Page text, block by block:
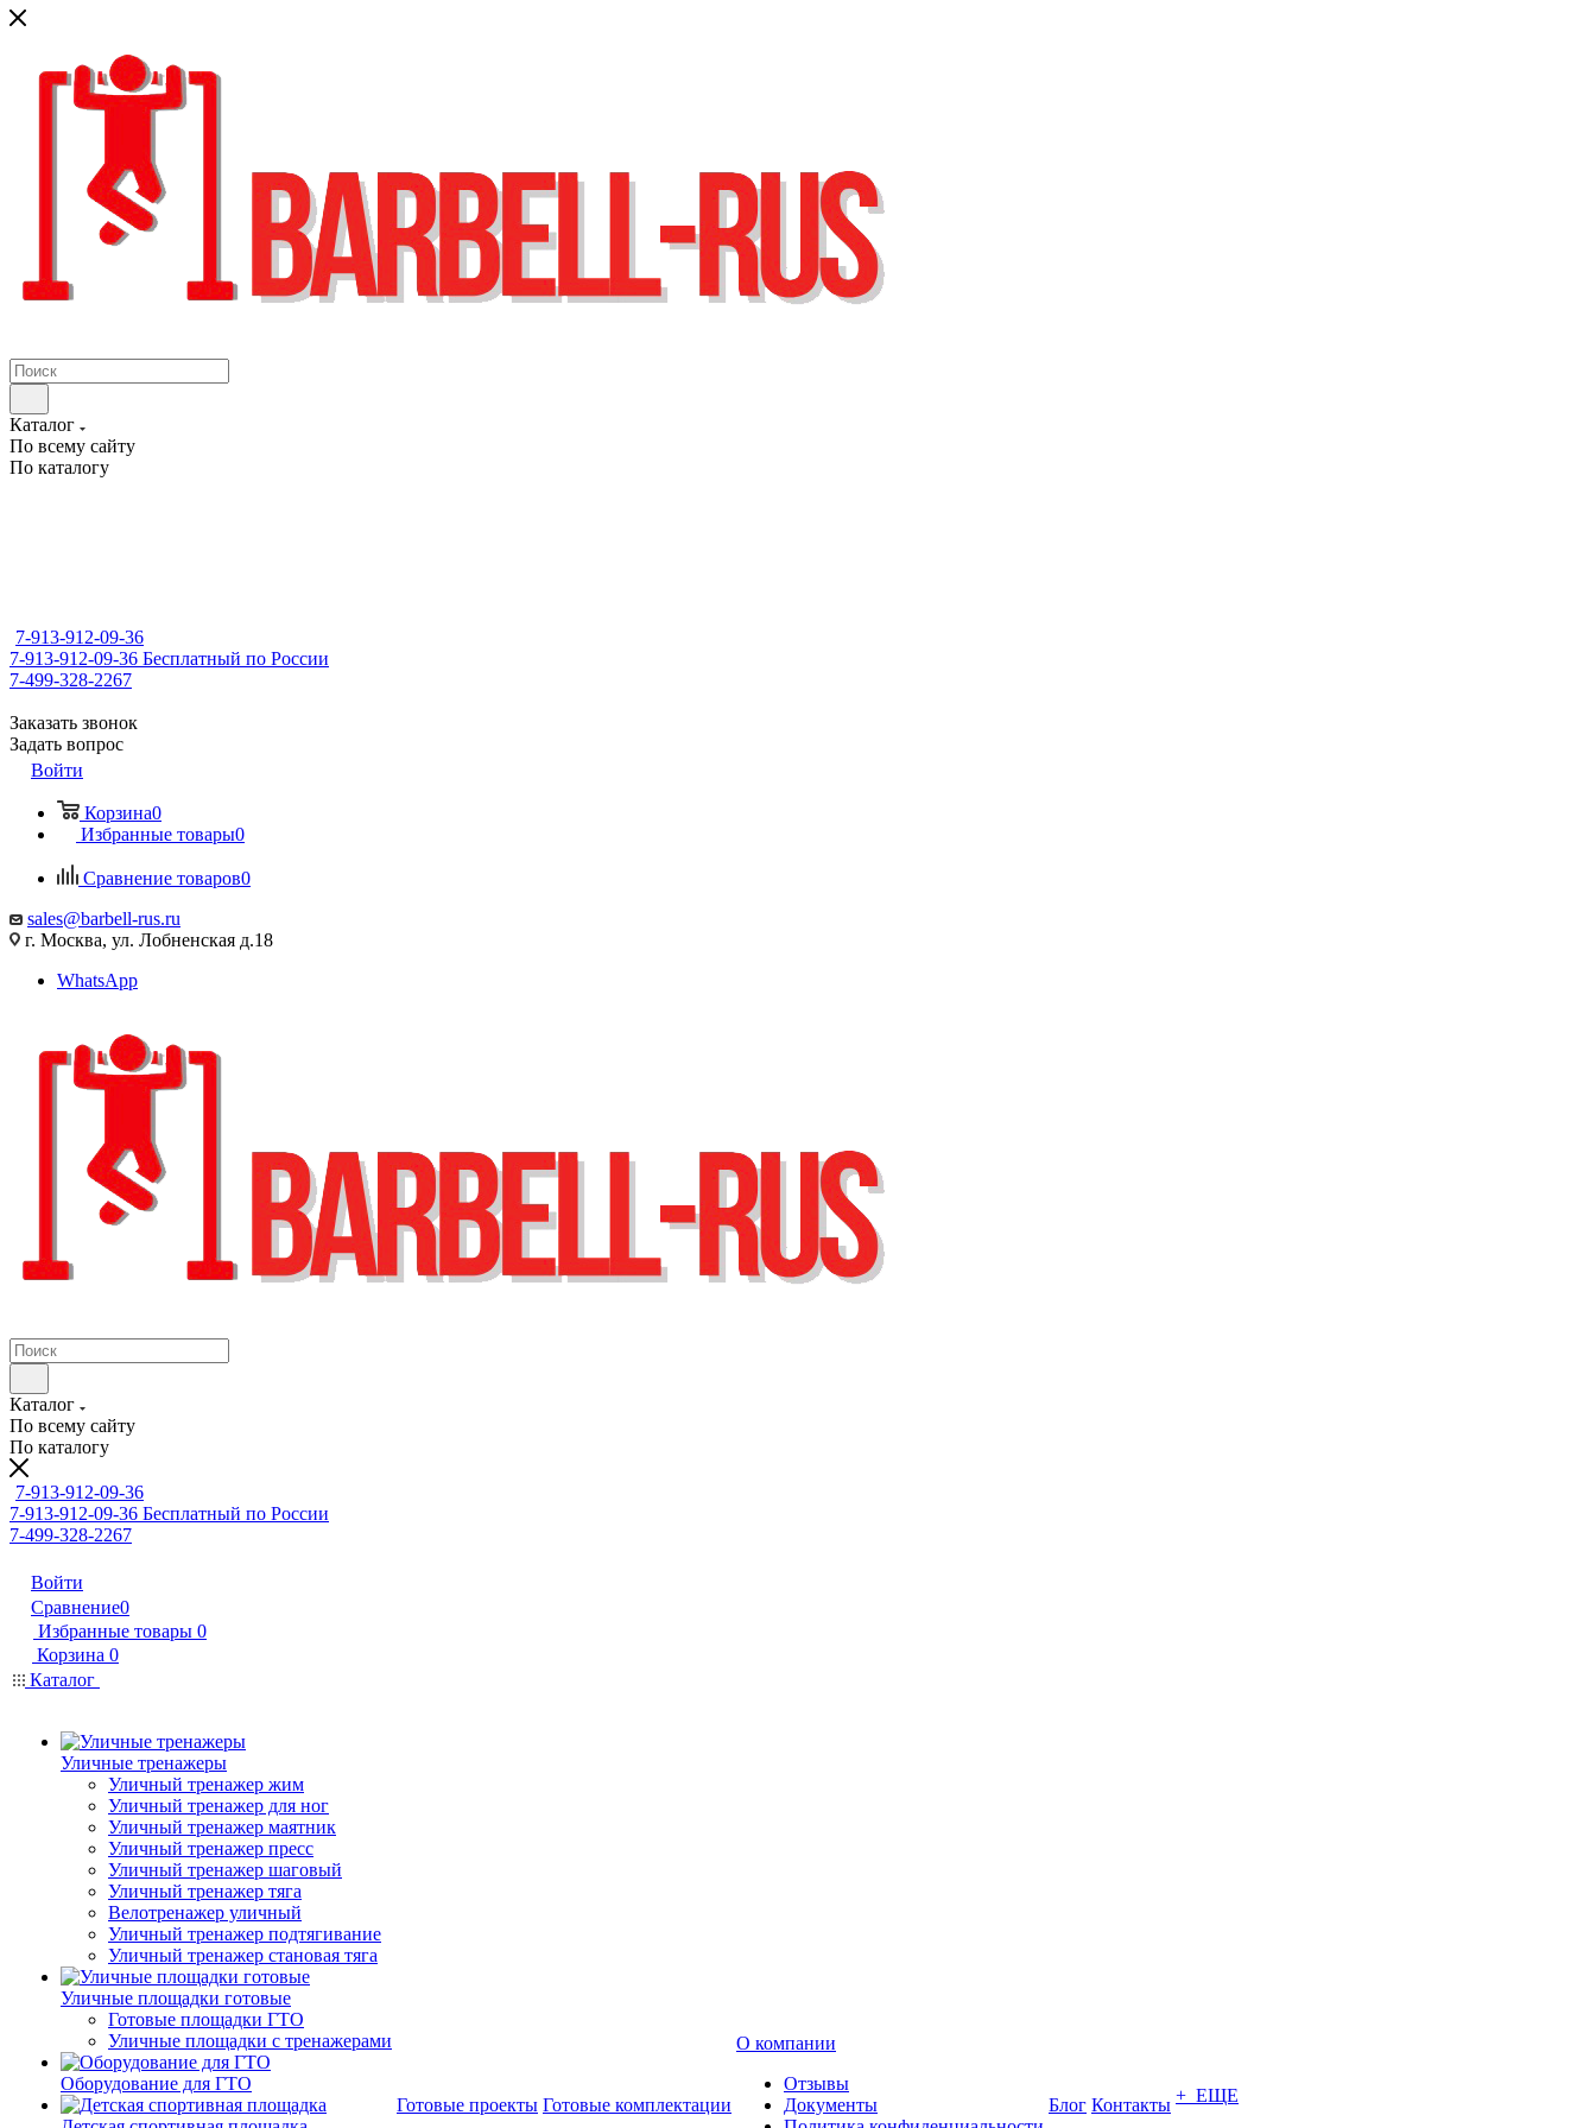
Каталог
По всему сайту
По каталогу
7-913-912-09-36
7-913-912-09-36 Бесплатный по России
7-499-328-2267
Заказать звонок
Задать вопрос
Войти
Корзина0
Избранные товары0
Сравнение товаров0
sales@barbell-rus.ru
г. Москва, ул. Лобненская д.18
WhatsApp
Каталог
По всему сайту
По каталогу
7-913-912-09-36
7-913-912-09-36 Бесплатный по России
7-499-328-2267
Войти
Сравнение0
Избранные товары 0
Корзина 0
Каталог
Уличные тренажеры
Уличный тренажер жим
Уличный тренажер для ног
Уличный тренажер маятник
Уличный тренажер пресс
Уличный тренажер шаговый
Уличный тренажер тяга
Велотренажер уличный
Уличный тренажер подтягивание
Уличный тренажер становая тяга
Уличные площадки готовые
Готовые площадки ГТО
Уличные площадки с тренажерами
Оборудование для ГТО
Готовые проекты Готовые комплектации
О компании
Отзывы
Документы
Блог Контакты + ЕЩЕ